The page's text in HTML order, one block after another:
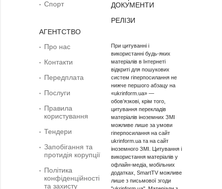
Спорт
АГЕНТСТВО
Про нас
Контакти
Передплата
Послуги
Правила
користування
Тендери
Запобігання та
протидія корупції
Політика
конфіденційності
та захисту
ДОКУМЕНТИ
РЕЛІЗИ
При цитуванні і
використанні будь-яких
матеріалів в Інтернеті
відкриті для пошукових
систем гіперпосилання не
нижче першого абзацу на
«ukrinform.ua» —
обов’язкові, крім того,
цитування перекладів
матеріалів іноземних ЗМІ
можливе лише за умови
гіперпосилання на сайт
ukrinform.ua та на сайт
іноземного ЗМІ. Цитування і
використання матеріалів у
офлайн-медіа, мобільних
додатках, SmartTV можливе
лише з письмової згоди